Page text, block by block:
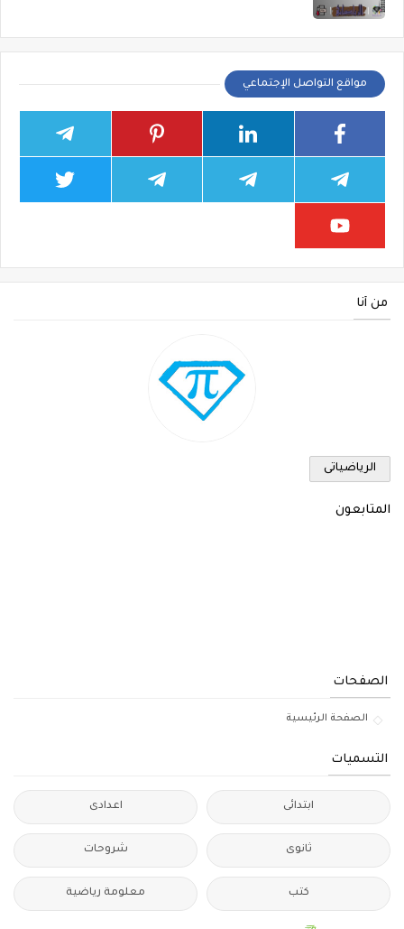
مواقع التواصل الإجتماعي
من أنا
الرياضياتى
المتابعون
الصفحات
الصفحة الرئيسية
التسميات
ابتدائى اعدادى
ثانوى شروحات
كتب معلومة رياضية